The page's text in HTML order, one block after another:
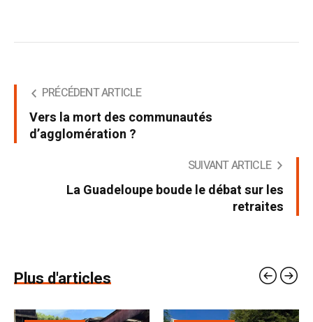
PRÉCÉDENT ARTICLE
Vers la mort des communautés
d’agglomération ?
SUIVANT ARTICLE
La Guadeloupe boude le débat sur les
retraites
Plus d'articles